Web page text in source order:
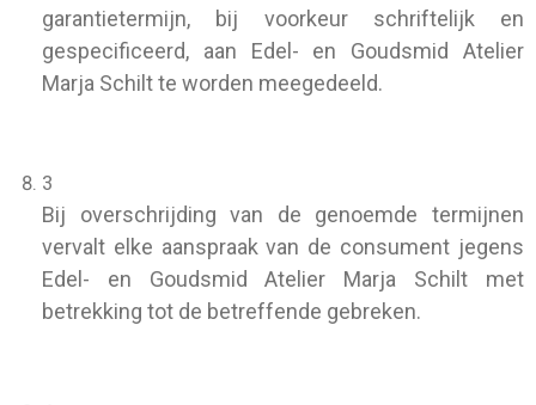
garantietermijn, bij voorkeur schriftelijk en
gespecificeerd, aan Edel- en Goudsmid Atelier
Marja Schilt te worden meegedeeld.
3
Bij overschrijding van de genoemde termijnen
vervalt elke aanspraak van de consument jegens
Edel- en Goudsmid Atelier Marja Schilt met
betrekking tot de betreffende gebreken.